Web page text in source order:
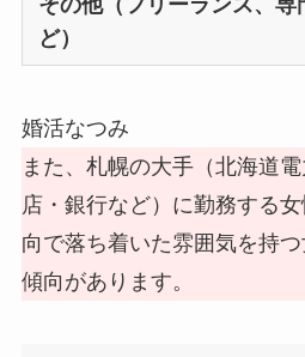
ど）
婚活なつみ
また、札幌の大手（北海道
店・銀行など）に勤務する
向で落ち着いた雰囲気を持
傾向があります。